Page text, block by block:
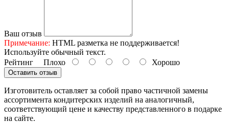
Ваш отзыв
Примечание: HTML разметка не поддерживается!
Используйте обычный текст.
Рейтинг Плохо Хорошо
Оставить отзыв
Изготовитель оставляет за собой право частичной замены
ассортимента кондитерских изделий на аналогичный,
соответствующий цене и качеству представленного в подарке
на сайте.